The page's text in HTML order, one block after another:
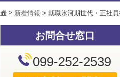
h> 新着情報 > 就職氷河期世代・正社
お問合せ窓口
099-252-2539